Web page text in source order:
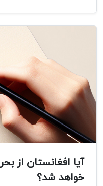
آیا افغانستان از
خواهد شد؟